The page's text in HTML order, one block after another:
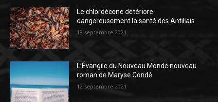
Le chlordécone détériore
dangereusement la santé des Antillais
18 septembre 2021
L’Évangile du Nouveau Monde nouveau
roman de Maryse Condé
12 septembre 2021